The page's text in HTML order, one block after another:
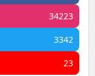
34223
3342
23